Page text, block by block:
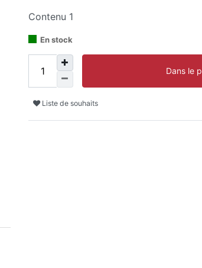
Contenu 1
En stock
Dans le
Liste de souhaits